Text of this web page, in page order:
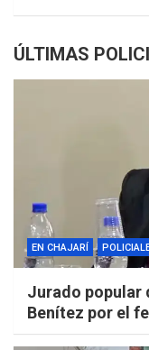
ÚLTIMAS
EN CHAJARÍ
Jurado popular
Benítez por el